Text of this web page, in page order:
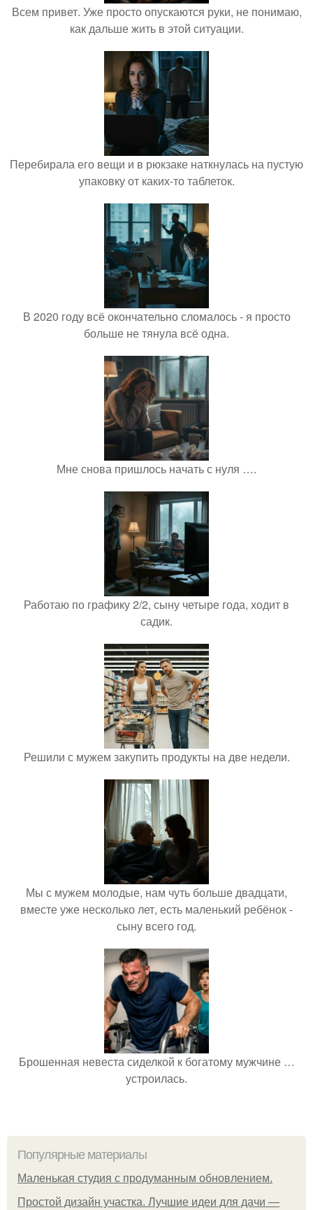
Всем привет. Уже просто опускаются руки, не понимаю,
как дальше жить в этой ситуации.
Перебирала его вещи и в рюкзаке наткнулась на пустую
упаковку от каких-то таблеток.
В 2020 году всё окончательно сломалось - я просто
больше не тянула всё одна.
Мне снова пришлось начать с нуля ….
Работаю по графику 2/2, сыну четыре года, ходит в
садик.
Решили с мужем закупить продукты на две недели.
Мы с мужем молодые, нам чуть больше двадцати,
вместе уже несколько лет, есть маленький ребёнок -
сыну всего год.
Брошенная невеста сиделкой к богатому мужчине …
устроилась.
Популярные материалы
Маленькая студия с продуманным обновлением.
Простой дизайн участка. Лучшие идеи для дачи —